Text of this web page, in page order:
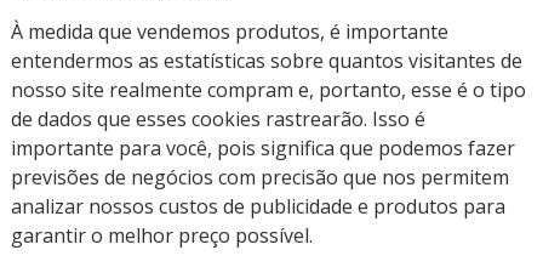
À medida que vendemos produtos, é importante
entendermos as estatísticas sobre quantos visitantes de
nosso site realmente compram e, portanto, esse é o tipo
de dados que esses cookies rastrearão. Isso é
importante para você, pois significa que podemos fazer
previsões de negócios com precisão que nos permitem
analizar nossos custos de publicidade e produtos para
garantir o melhor preço possível.